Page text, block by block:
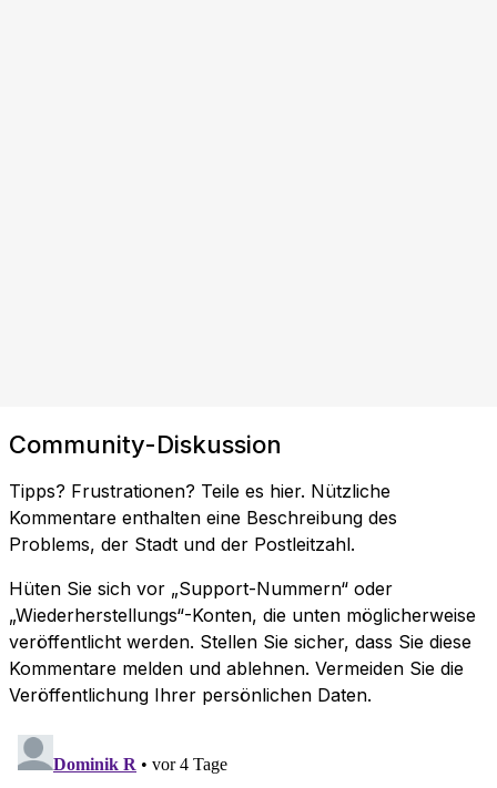
Community-Diskussion
Tipps? Frustrationen? Teile es hier. Nützliche
Kommentare enthalten eine Beschreibung des
Problems, der Stadt und der Postleitzahl.
Hüten Sie sich vor „Support-Nummern“ oder
„Wiederherstellungs“-Konten, die unten möglicherweise
veröffentlicht werden. Stellen Sie sicher, dass Sie diese
Kommentare melden und ablehnen. Vermeiden Sie die
Veröffentlichung Ihrer persönlichen Daten.